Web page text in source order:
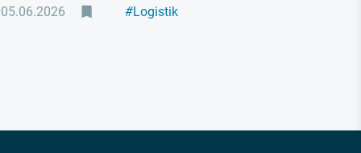
05.06.2026 #Logistik